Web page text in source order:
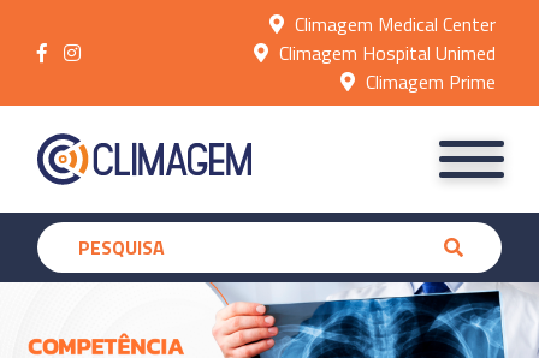
Climagem Medical Center
Climagem Hospital Unimed
Climagem Prime